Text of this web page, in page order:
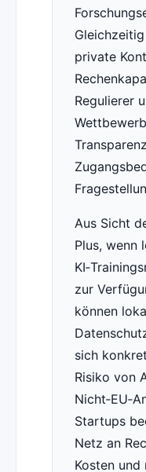
private
Regulierer
Aus Sicht
Plus, wenn
zur
können
sich
Risiko von
Startups
Netz an
Kosten